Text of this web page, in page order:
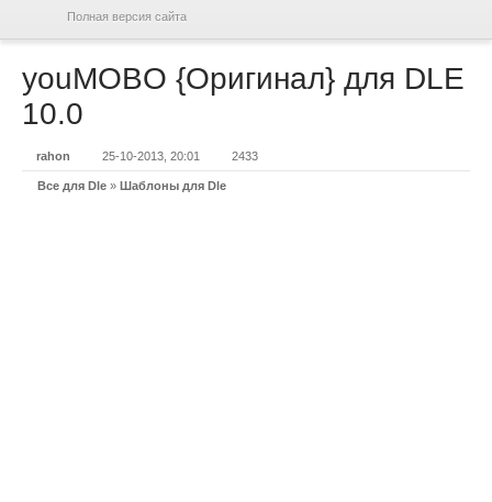
Полная версия сайта
youMOBO {Оригинал} для DLE
10.0
rahon 25-10-2013, 20:01 2433
Все для Dle » Шаблоны для Dle